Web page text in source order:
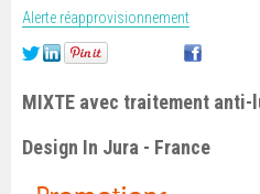
Alerte réapprovisionnement
MIXTE avec traitement anti-
Design In Jura - France